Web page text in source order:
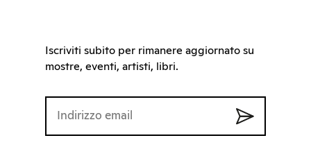
Iscriviti subito per rimanere aggiornato su
mostre, eventi, artisti, libri.